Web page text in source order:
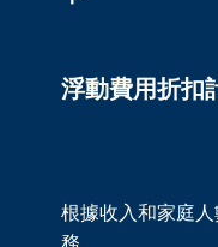
浮動費用折扣
根據收入和家庭